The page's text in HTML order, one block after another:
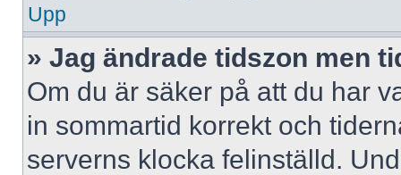
Upp
» Jag ändrade tidszon men
Om du är säker på att du har
in sommartid korrekt och
serverns klocka felinställd.